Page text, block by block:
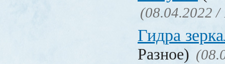
(08.04.2022 /
Гидра
Разное)